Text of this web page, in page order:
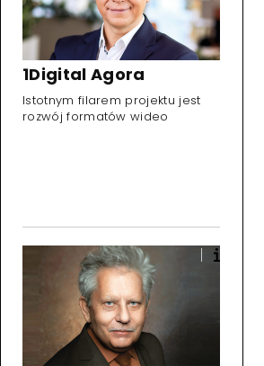
1Digital Agora
Istotnym filarem projektu jest
rozwój formatów wideo